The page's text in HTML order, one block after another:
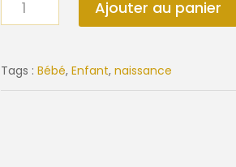
de
lapin
Miffy
Ajouter au panier
Tags : Bébé, Enfant, naissance